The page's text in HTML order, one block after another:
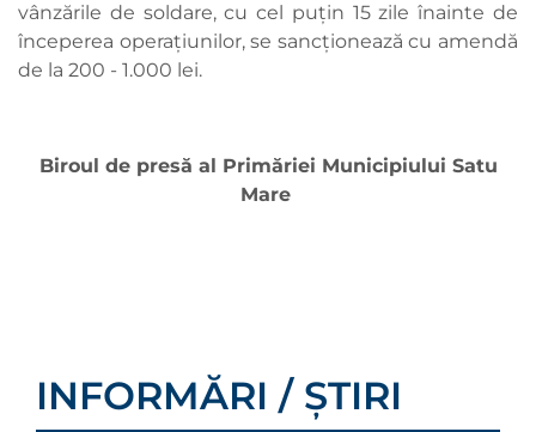
vânzările de soldare, cu cel puţin 15 zile înainte de
începerea operaţiunilor, se sancţionează cu amendă
de la 200 - 1.000 lei.
Biroul de presă al Primăriei Municipiului Satu
Mare
INFORMĂRI / ȘTIRI